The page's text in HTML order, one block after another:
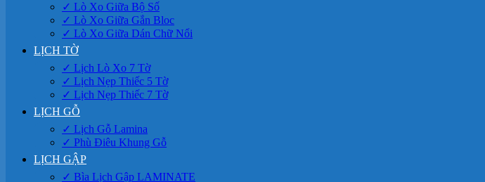
✓ Lò Xo Giữa Bộ Số
✓ Lò Xo Giữa Gắn Bloc
✓ Lò Xo Giữa Dán Chữ Nổi
LỊCH TỜ
✓ Lịch Lò Xo 7 Tờ
✓ Lịch Nẹp Thiếc 5 Tờ
✓ Lịch Nẹp Thiếc 7 Tờ
LỊCH GỖ
✓ Lịch Gỗ Lamina
✓ Phù Điêu Khung Gỗ
LỊCH GẬP
✓ Bìa Lịch Gập LAMINATE